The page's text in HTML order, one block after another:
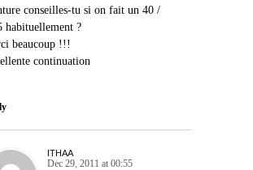
conseilles-tu si on fait un 40 /
habituellement ?
beaucoup !!!
continuation
ITHAA
Dec 29, 2011 at 00:55